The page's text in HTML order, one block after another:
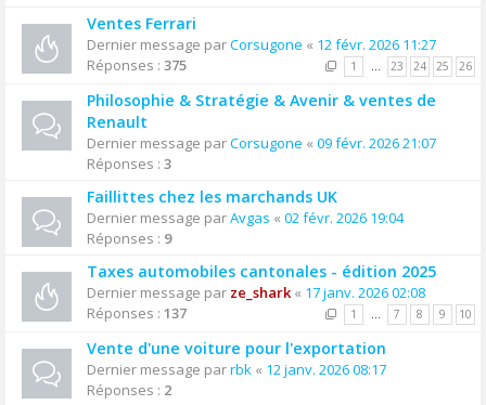
Ventes Ferrari
Dernier message parCorsugone « 12 févr. 2026 11:27
Réponses : 375 1 … 23 24 25 26
Philosophie & Stratégie & Avenir & ventes de
Renault
Dernier message parCorsugone « 09 févr. 2026 21:07
Réponses : 3
Faillittes chez les marchands UK
Dernier message parAvgas « 02 févr. 2026 19:04
Réponses : 9
Taxes automobiles cantonales - édition 2025
Dernier message par ze_shark« 17 janv. 2026 02:08
Réponses : 137 1 … 7 8 9 10
Vente d'une voiture pour l'exportation
Dernier message parrbk « 12 janv. 2026 08:17
Réponses : 2